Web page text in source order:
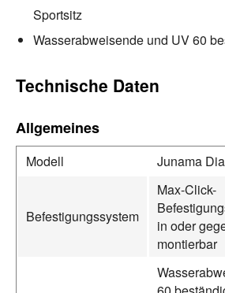
Sportsitz
Wasserabweisende und UV 60
Technische Daten
Allgemeines
Modell Junama
Befestigungssystem
Max-Click-
in oder
montierbar